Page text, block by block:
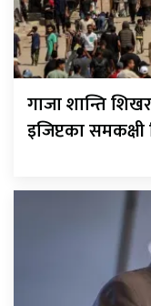
गाजा शान्ति
इजिप्टका